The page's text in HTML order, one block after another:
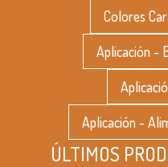
Colores
Aplicación -
Aplicación -
ÚLTIMOS